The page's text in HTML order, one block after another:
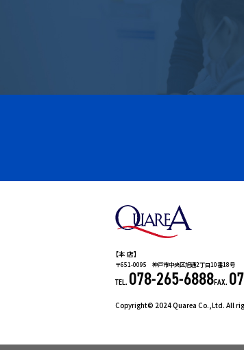
【本 店】
〒651-0095 神戸市中央区旭通2丁目10番18号
TEL. 078-265-6888FAX.
Copyright© 2024 Quarea Co.,Ltd. All